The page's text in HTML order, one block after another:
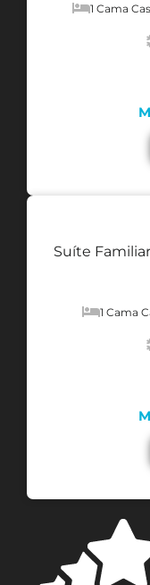
1 Cama
Suíte
1 Cama